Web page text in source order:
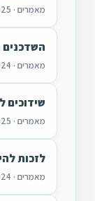
מאמרים · 06/08/2025
השדכנים
מאמרים · 14/01/2024
שידוכים
מאמרים · 10/03/2025
לזכות
מאמרים · 24/01/2024